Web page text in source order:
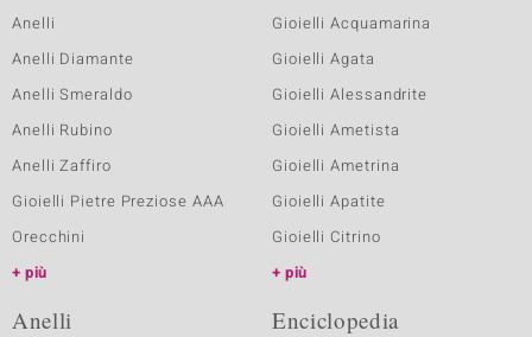
Anelli
Anelli Diamante
Anelli Smeraldo
Anelli Rubino
Anelli Zaffiro
Gioielli Pietre Preziose AAA
Orecchini
più
Gioielli Acquamarina
Gioielli Agata
Gioielli Alessandrite
Gioielli Ametista
Gioielli Ametrina
Gioielli Apatite
Gioielli Citrino
più
Anelli Enciclopedia